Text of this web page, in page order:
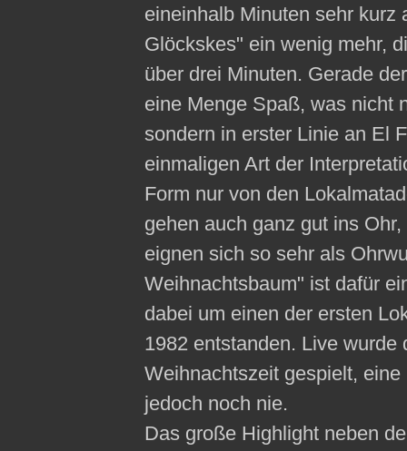
eineinhalb Minuten sehr kurz
Glöckskes" ein wenig mehr,
über drei Minuten. Gerade
eine Menge Spaß, was nicht
sondern in erster Linie an El
einmaligen Art der
Form nur von den
gehen auch ganz gut ins
eignen sich so sehr als
Weihnachtsbaum" ist dafür
dabei um einen der ersten
1982 entstanden. Live wurde
Weihnachtszeit gespielt,
jedoch noch nie.
Das große Highlight neben